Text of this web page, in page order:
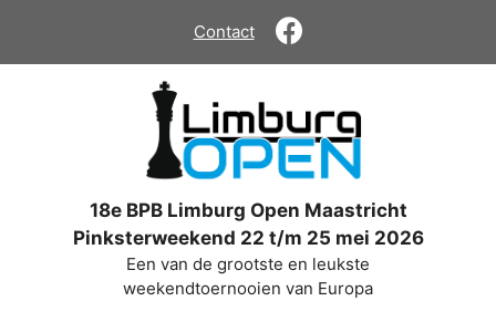
de
Contact
18e BPB Limburg Open Maastricht
Pinksterweekend 22 t/m 25 mei 2026
Een van de grootste en leukste
weekendtoernooien van Europa